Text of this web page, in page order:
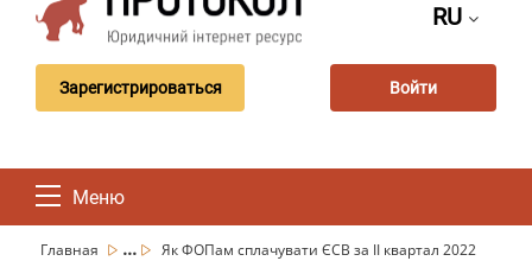
RU
Зарегистрироваться Войти
Меню
Главная ...
Як ФОПам сплачувати ЄСВ за ІІ квартал 2022